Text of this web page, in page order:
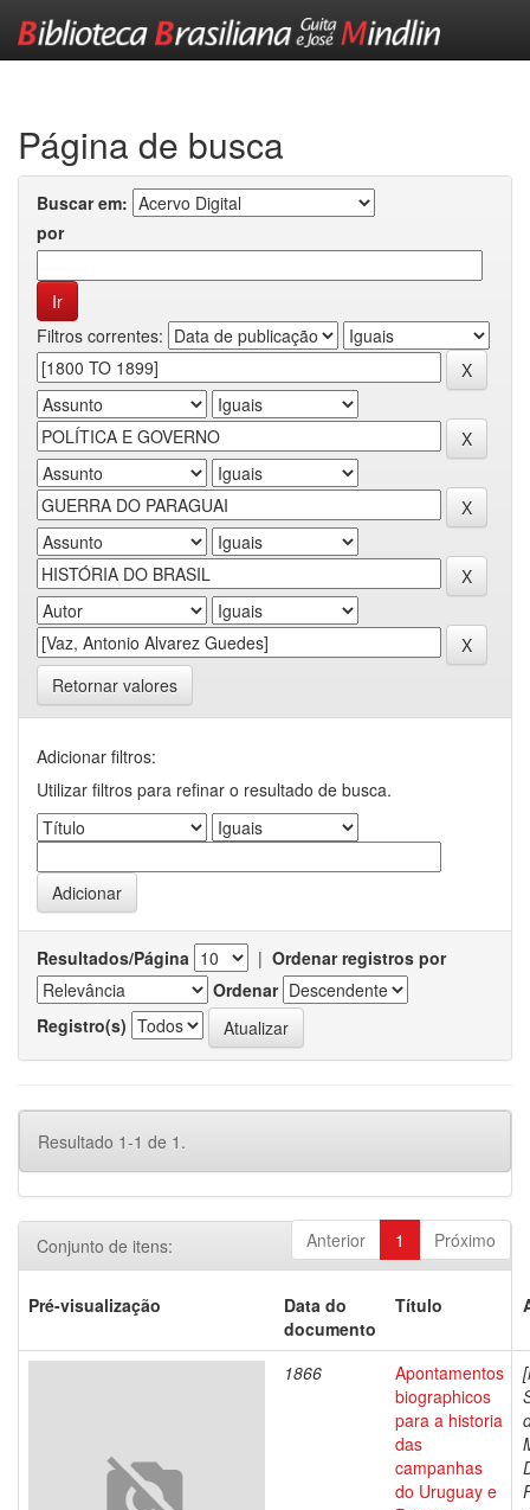
Página de busca
Buscar em:
por
Filtros correntes:
Retornar valores
Adicionar filtros:
Utilizar filtros para refinar o resultado de busca.
Resultados/Página | Ordenar registros por
Ordenar
Registro(s)
Resultado 1-1 de 1.
Anterior 1 Próximo
Conjunto de itens:
Pré-visualização
Data do
documento
Título
1866
Apontamentos
biographicos
para a historia
das
campanhas
do Uruguay e